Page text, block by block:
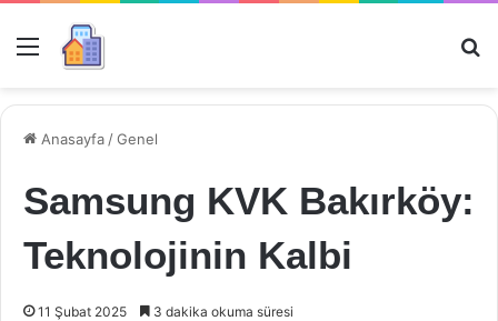
Menü
Anasayfa /Genel
Samsung KVK Bakırköy:
Teknolojinin Kalbi
11 Şubat 2025 3 dakika okuma süresi